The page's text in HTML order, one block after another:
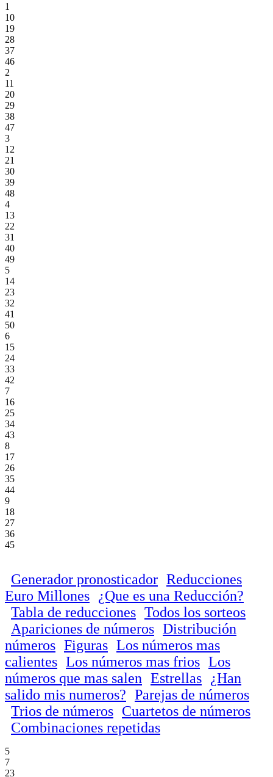
1
10
19
28
37
46
2
11
20
29
38
47
3
12
21
30
39
48
4
13
22
31
40
49
5
14
23
32
41
50
6
15
24
33
42
7
16
25
34
43
8
17
26
35
44
9
18
27
36
45
Generador pronosticador Reducciones
Euro Millones
¿Que es una Reducción?
Tabla de reducciones Todos los sorteos
Apariciones de números Distribución
números Figuras Los números mas
calientes Los números mas frios Los
números que mas salen Estrellas
¿Han
salido mis numeros? Parejas de números
Trios de números Cuartetos de números
Combinaciones repetidas
5
7
23